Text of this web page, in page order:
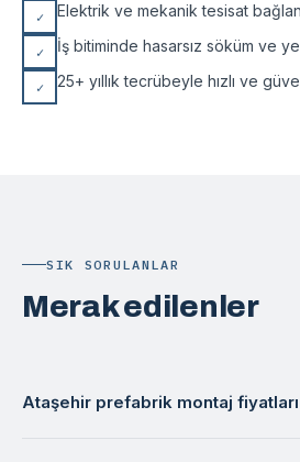
✓ Elektrik ve mekanik tesisat
✓ İş bitiminde hasarsız söküm ve
✓ 25+ yıllık tecrübeyle hızlı ve
SIK SORULANLAR
Merak edilenler
Ataşehir prefabrik montaj